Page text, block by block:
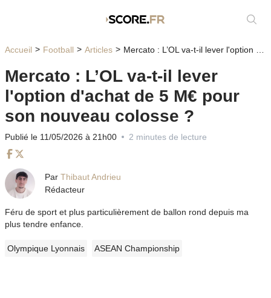
Accueil Football Articles Mercato : L’OL va-t-il lever l'option d'achat de 5 M€ pour son nouveau colosse ?
Mercato : L’OL va-t-il lever
l'option d'achat de 5 M€ pour
son nouveau colosse ?
Publié le 11/05/2026 à 21h00 2 minutes de lecture
Par Thibaut Andrieu
Rédacteur
Féru de sport et plus particulièrement de ballon rond depuis ma
plus tendre enfance.
Olympique Lyonnais ASEAN Championship